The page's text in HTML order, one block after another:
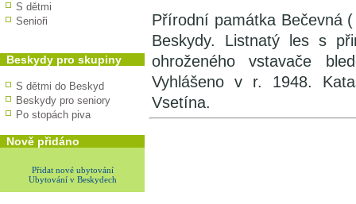
S dětmi
Senioři
Beskydy pro skupiny
S dětmi do Beskyd
Beskydy pro seniory
Po stopách piva
Nově přidáno
Přidat nové ubytování
Ubytování v Beskydech
Přírodní památka Bečevná
Beskydy. Listnatý les s
ohroženého vstavače
Vyhlášeno v r. 1948.
Vsetína.